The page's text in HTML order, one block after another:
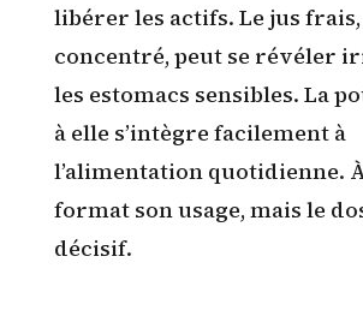
libérer les actifs. Le jus
concentré, peut se révéler
les estomacs sensibles. La
à elle s’intègre facilement à
l’alimentation quotidienne.
format son usage, mais le
décisif.